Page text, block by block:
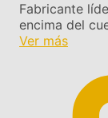
Fabricante
encima del
Ver más